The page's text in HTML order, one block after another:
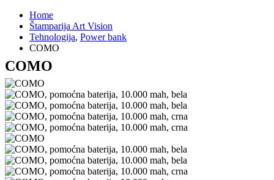
Home
Štamparija Art Vision
Tehnologija, Power bank
COMO
COMO